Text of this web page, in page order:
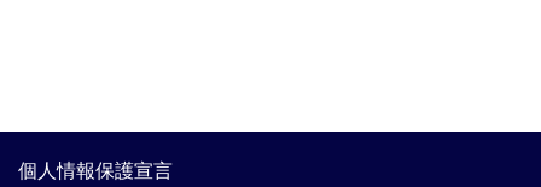
個人情報保護宣言